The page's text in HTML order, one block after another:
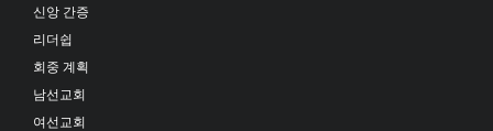
신앙 간증
리더쉽
회중 계획
남선교회
여선교회